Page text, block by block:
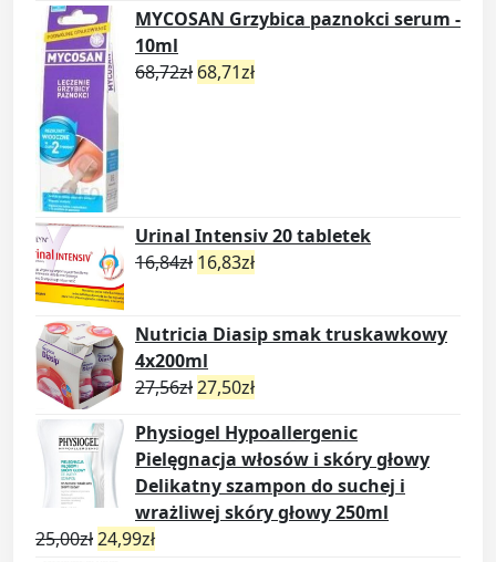
MYCOSAN Grzybica paznokci serum -
10ml
68,72zł 68,71zł
Urinal Intensiv 20 tabletek
16,84zł 16,83zł
Nutricia Diasip smak truskawkowy
4x200ml
27,56zł27,50zł
Physiogel Hypoallergenic
Pielęgnacja włosów i skóry głowy
Delikatny szampon do suchej i
wrażliwej skóry głowy 250ml
25,00zł24,99zł